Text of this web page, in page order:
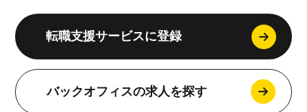
転職支援サービスに登録
バックオフィスの求人を探す